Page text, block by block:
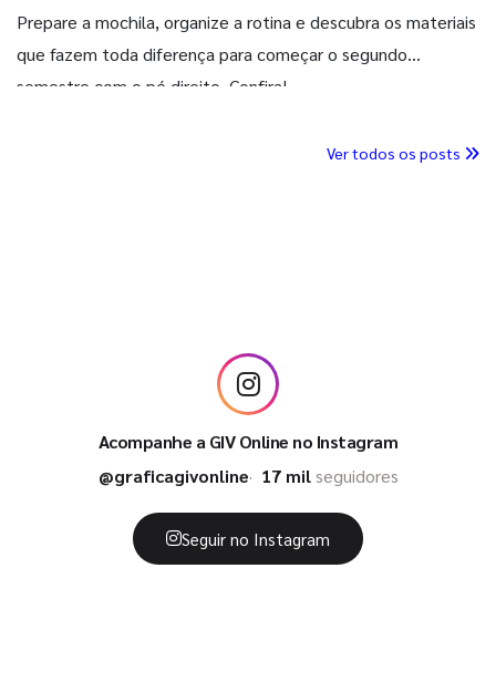
Prepare a mochila, organize a rotina e descubra os materiais
que fazem toda diferença para começar o segundo
semestre com o pé direito. Confira!
Ver todos os posts
Acompanhe a GIV Online no Instagram
@graficagivonline
17 milseguidores
Seguir no Instagram